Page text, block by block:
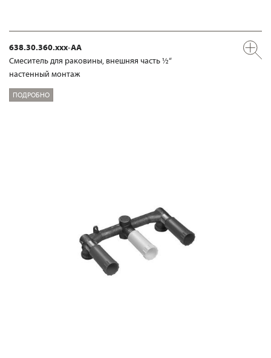
638.30.360.xxx-AA
Смеситель для раковины, внешняя часть ½“
настенный монтаж
ПОДРОБНО